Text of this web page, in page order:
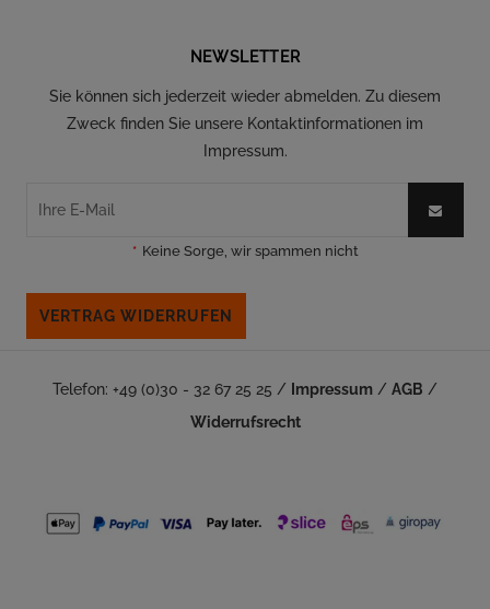
NEWSLETTER
Sie können sich jederzeit wieder abmelden. Zu diesem
Zweck finden Sie unsere Kontaktinformationen im
Impressum.
* Keine Sorge, wir spammen nicht
VERTRAG WIDERRUFEN
Telefon: +49 (0)30 - 32 67 25 25 / Impressum / AGB /
Widerrufsrecht